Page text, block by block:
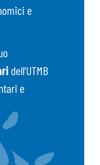
e
dell’UTMB
e